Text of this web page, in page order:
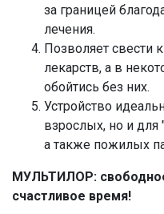
за границей
лечения.
Позволяет свести
лекарств, а в
обойтись без них.
Устройство
взрослых, но и для
а также пожилых
МУЛЬТИЛОР:
счастливое время!